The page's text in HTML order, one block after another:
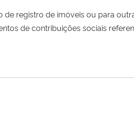
de registro de imóveis ou para
de contribuições sociais
Eletrônico Para Aferição de